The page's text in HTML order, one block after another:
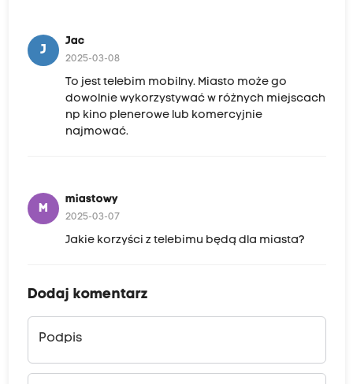
J
Jac
2025-03-08
To jest telebim mobilny. Miasto może go
dowolnie wykorzystywać w różnych miejscach
np kino plenerowe lub komercyjnie
najmować.
M
miastowy
2025-03-07
Jakie korzyści z telebimu będą dla miasta?
Dodaj komentarz
Podpis